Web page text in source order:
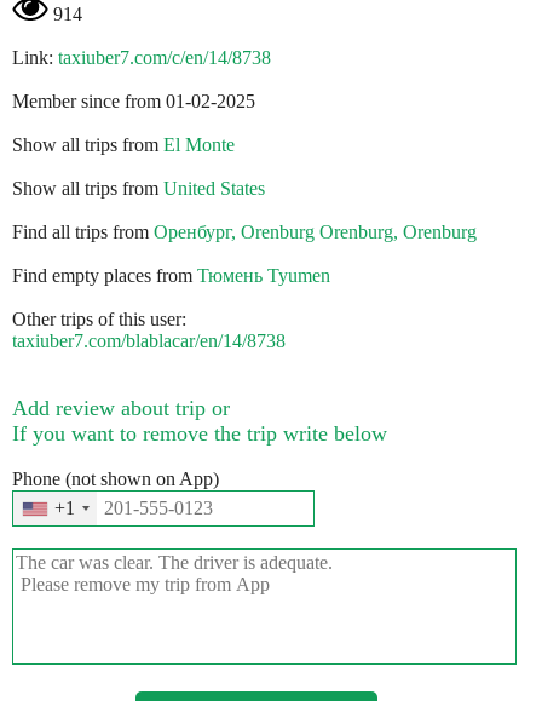
914
Link: taxiuber7.com/c/en/14/8738
Member since from 01-02-2025
Show all trips from El Monte
Show all trips from United States
Find all trips from Оренбург, Orenburg Orenburg, Orenburg
Find empty places from Тюмень Tyumen
Other trips of this user:
taxiuber7.com/blablacar/en/14/8738
Add review about trip or
If you want to remove the trip write below
Phone (not shown on App)
+1